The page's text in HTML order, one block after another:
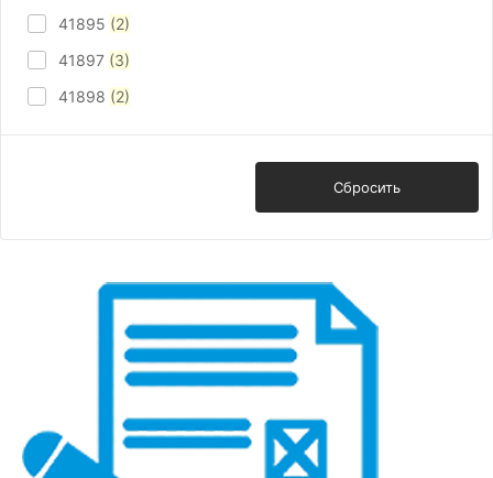
41895 (2)
41897 (3)
41898 (2)
Сбросить